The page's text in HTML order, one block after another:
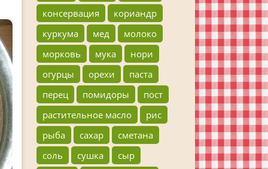
консервация
кориандр
куркума
мед
молоко
морковь
мука
нори
огурцы
орехи
паста
перец
помидоры
пост
растительное масло
рис
рыба
сахар
сметана
соль
сушка
сыр